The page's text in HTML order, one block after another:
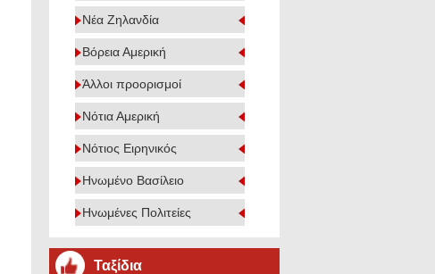
Νέα Ζηλανδία
Βόρεια Αμερική
Άλλοι προορισμοί
Νότια Αμερική
Νότιος Ειρηνικός
Ηνωμένο Βασίλειο
Ηνωμένες Πολιτείες
Ταξίδια